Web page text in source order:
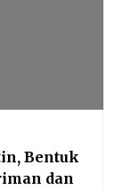
Bentuk
dan